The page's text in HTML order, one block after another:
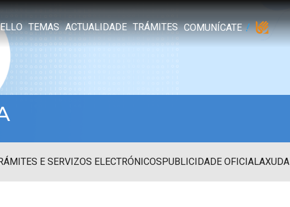
TEMAS ACTUALIDADE TRÁMITES COMUNÍCATE
E SERVIZOS ELECTRÓNICOSPUBLICIDADE OFICIALAXUDA